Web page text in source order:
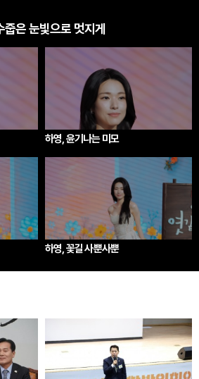
줍은 눈빛으로 멋지게
하영, 윤기나는 미모
하영, 꽃길 사뿐사뿐